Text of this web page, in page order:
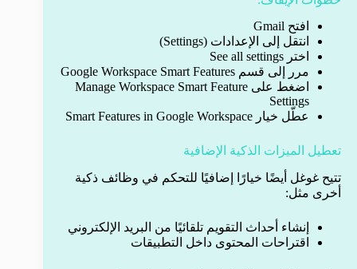
افتح Gmail
انتقل إلى الإعدادات (Settings)
اختر See all settings
مرر إلى قسم Google Workspace Smart Features
اضغط على Manage Workspace Smart Feature
Settings
عطّل خيار Smart Features in Google Workspace
تعطيل الميزات الذكية الإضافية
تتيح غوغل أيضًا خيارًا إضافيًا للتحكم في وظائف ذكية
أخرى مثل:
إنشاء أحداث التقويم تلقائيًا من البريد الإلكتروني
اقتراحات المحتوى داخل التطبيقات